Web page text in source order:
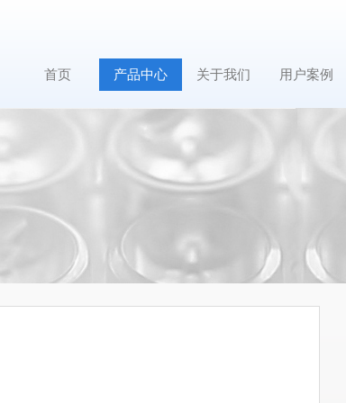
首页 产品中心 关于我们 用户案例